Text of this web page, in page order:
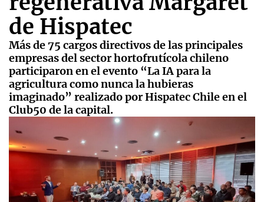
de Hispatec
Más de 75 cargos directivos de las principales
empresas del sector hortofrutícola chileno
participaron en el evento “La IA para la
agricultura como nunca la hubieras
imaginado” realizado por Hispatec Chile en el
Club50 de la capital.